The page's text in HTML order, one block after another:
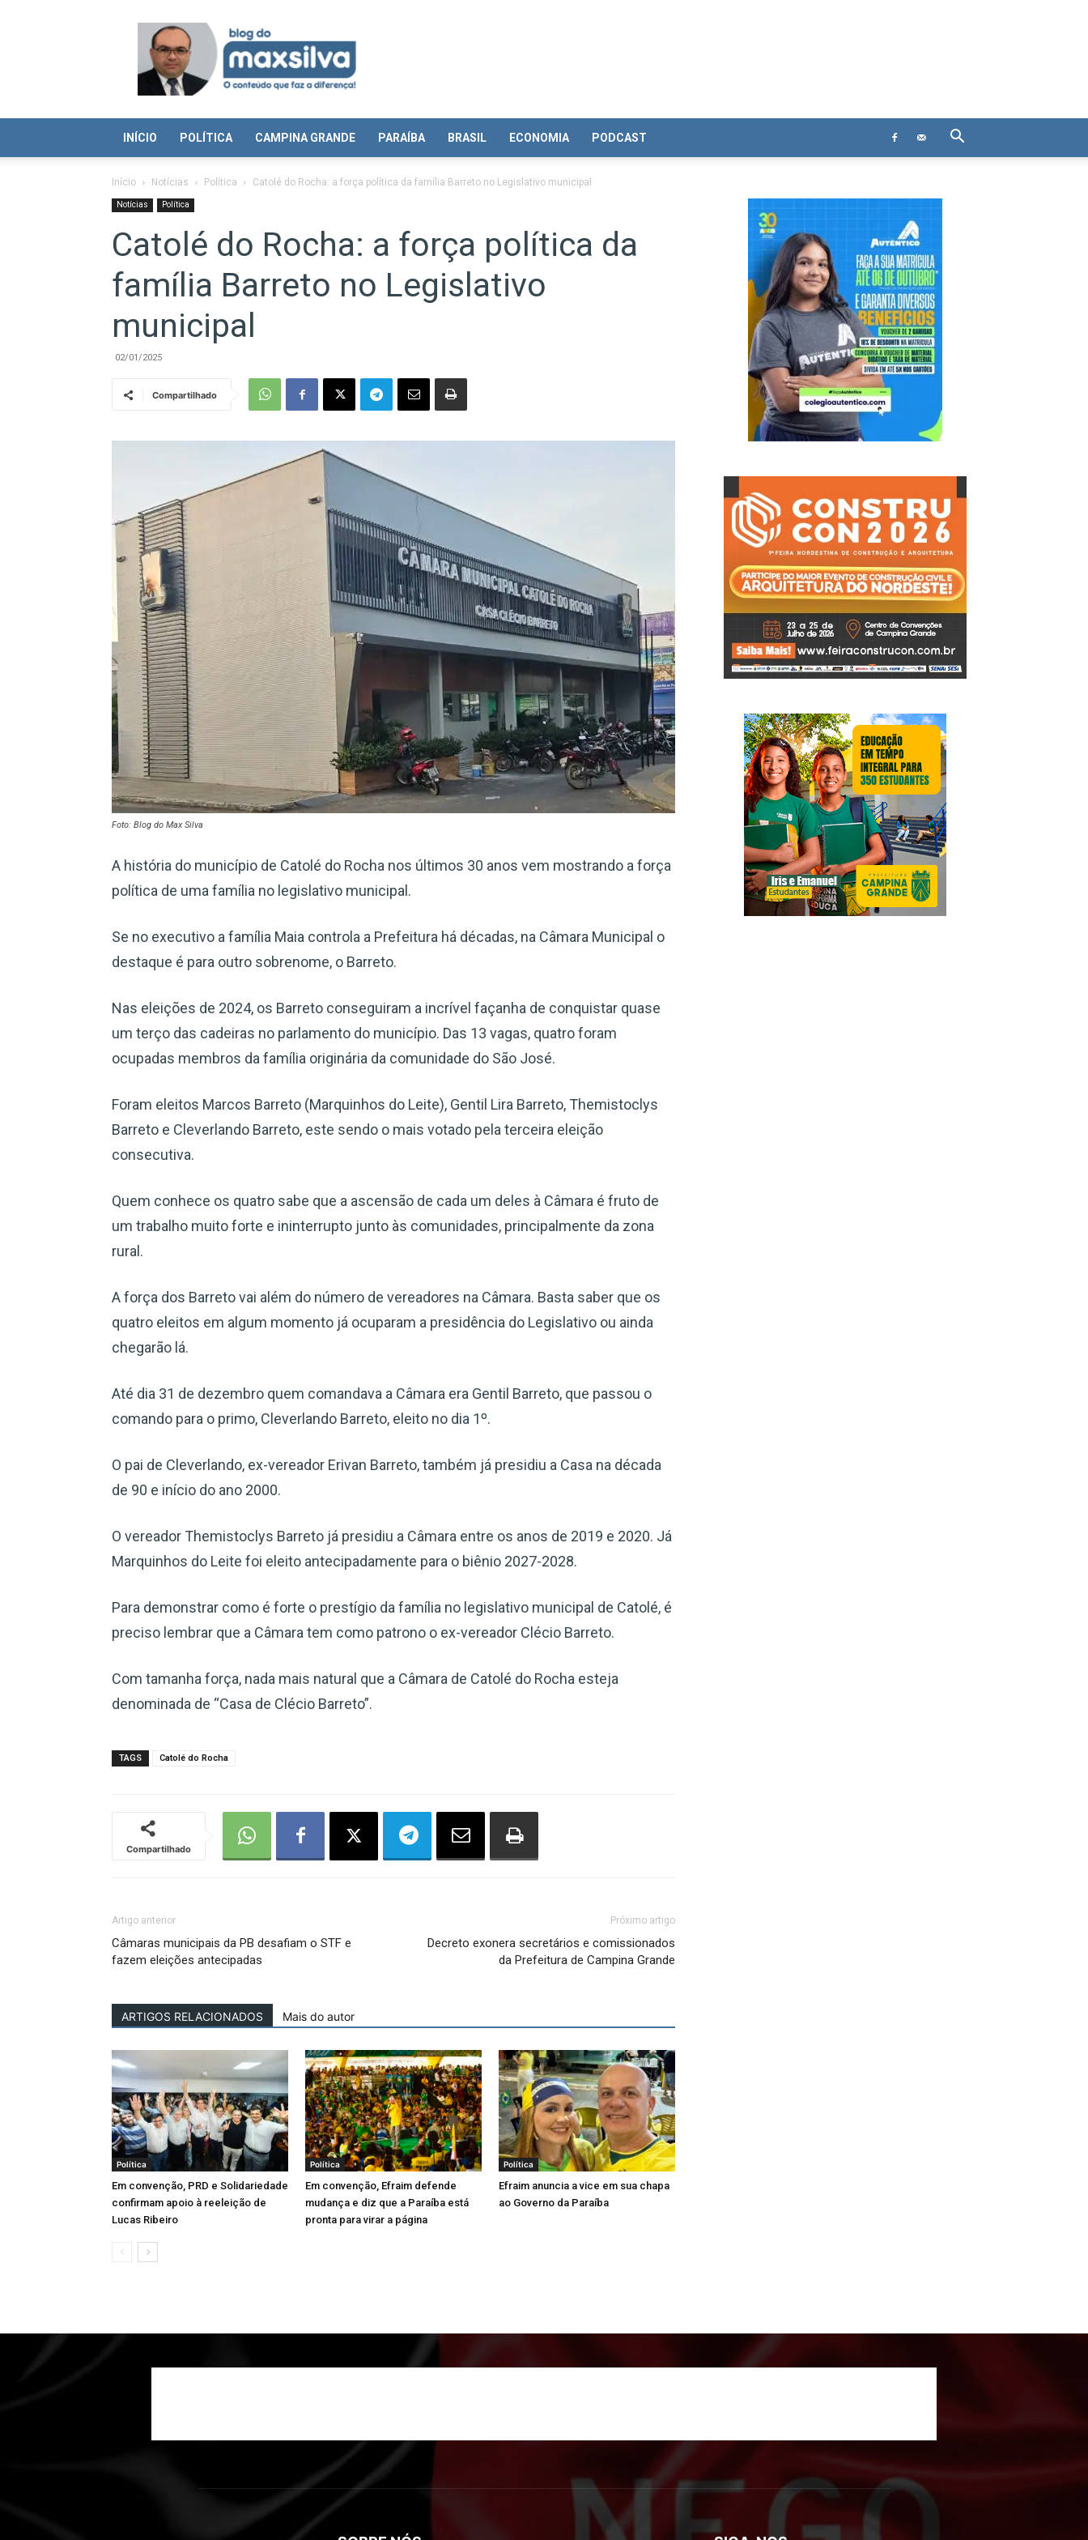
Blog
Max
Silva
INÍCIO POLÍTICA CAMPINA GRANDE PARAÍBA BRASIL ECONOMIA PODCAST
Início Notícias Política Catolé do Rocha: a força política da família Barreto no Legislativo municipal
Notícias Política
Catolé do Rocha: a força política da
família Barreto no Legislativo
municipal
02/01/2025
Compartilhado
Foto: Blog do Max Silva
A história do município de Catolé do Rocha nos últimos 30 anos vem mostrando a força
política de uma família no legislativo municipal.
Se no executivo a família Maia controla a Prefeitura há décadas, na Câmara Municipal o
destaque é para outro sobrenome, o Barreto.
Nas eleições de 2024, os Barreto conseguiram a incrível façanha de conquistar quase
um terço das cadeiras no parlamento do município. Das 13 vagas, quatro foram
ocupadas membros da família originária da comunidade do São José.
Foram eleitos Marcos Barreto (Marquinhos do Leite), Gentil Lira Barreto, Themistoclys
Barreto e Cleverlando Barreto, este sendo o mais votado pela terceira eleição
consecutiva.
Quem conhece os quatro sabe que a ascensão de cada um deles à Câmara é fruto de
um trabalho muito forte e ininterrupto junto às comunidades, principalmente da zona
rural.
A força dos Barreto vai além do número de vereadores na Câmara. Basta saber que os
quatro eleitos em algum momento já ocuparam a presidência do Legislativo ou ainda
chegarão lá.
Até dia 31 de dezembro quem comandava a Câmara era Gentil Barreto, que passou o
comando para o primo, Cleverlando Barreto, eleito no dia 1º.
O pai de Cleverlando, ex-vereador Erivan Barreto, também já presidiu a Casa na década
de 90 e início do ano 2000.
O vereador Themistoclys Barreto já presidiu a Câmara entre os anos de 2019 e 2020. Já
Marquinhos do Leite foi eleito antecipadamente para o biênio 2027-2028.
Para demonstrar como é forte o prestígio da família no legislativo municipal de Catolé, é
preciso lembrar que a Câmara tem como patrono o ex-vereador Clécio Barreto.
Com tamanha força, nada mais natural que a Câmara de Catolé do Rocha esteja
denominada de “Casa de Clécio Barreto”.
TAGS Catolé do Rocha
Compartilhado
Artigo anterior
Câmaras municipais da PB desafiam o STF e
fazem eleições antecipadas
Próximo artigo
Decreto exonera secretários e comissionados
da Prefeitura de Campina Grande
ARTIGOS RELACIONADOS Mais do autor
Política
Em convenção, PRD e Solidariedade
confirmam apoio à reeleição de
Lucas Ribeiro
Política
Em convenção, Efraim defende
mudança e diz que a Paraíba está
pronta para virar a página
Política
Efraim anuncia a vice em sua chapa
ao Governo da Paraíba